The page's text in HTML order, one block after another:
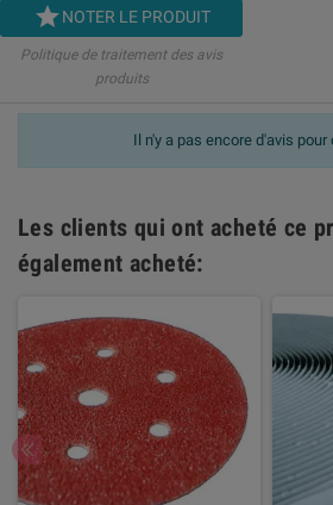
NOTER LE PRODUIT
Politique de traitement des avis
produits
Il n'y a pas encore d'avis pour
Les clients qui ont acheté ce
également acheté: